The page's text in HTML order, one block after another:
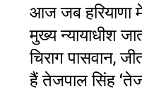
आज जब हरियाणा
मुख्य न्यायाधीश
चिराग पासवान,
हैं तेजपाल सिंह